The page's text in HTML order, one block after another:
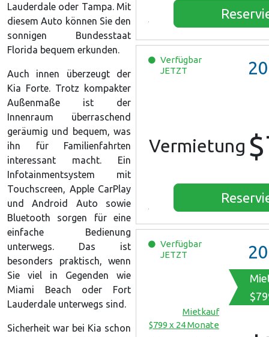
Verfügbar
JETZT
Vermietung
Verfügbar
JETZT
Mietkauf
$799 x 24 Monate
Lauderdale oder Tampa. Mit
diesem Auto können Sie den
sonnigen Bundesstaat
Florida bequem erkunden.
Auch innen überzeugt der
Kia Forte. Trotz kompakter
Außenmaße ist der
Innenraum überraschend
geräumig und bequem, was
ihn für Familienfahrten
interessant macht. Ein
Infotainmentsystem mit
Touchscreen, Apple CarPlay
und Android Auto sowie
Bluetooth sorgen für eine
einfache Bedienung
unterwegs. Das ist
besonders praktisch, wenn
Sie viel in Gegenden wie
Miami Beach oder Fort
Lauderdale unterwegs sind.
Sicherheit war bei Kia schon